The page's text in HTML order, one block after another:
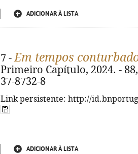
ADICIONAR À LISTA
7 -Em tempos
Primeiro Capítulo, 2024. -
37-8732-8
Link persistente: http://
ADICIONAR À LISTA